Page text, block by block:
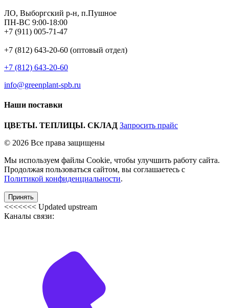
ЛО, Выборгский р-н, п.Пушное
ПН-ВС 9:00-18:00
+7 (911) 005-71-47
+7 (812) 643-20-60 (оптовый отдел)
+7 (812) 643-20-60
info@greenplant-spb.ru
Наши поставки
ЦВЕТЫ. ТЕПЛИЦЫ. СКЛАД Запросить прайс
© 2026 Все права защищены
Мы используем файлы Cookie, чтобы улучшить работу сайта.
Продолжая пользоваться сайтом, вы соглашаетесь с
Политикой конфиденциальности.
Принять
<<<<<<< Updated upstream
Каналы связи: